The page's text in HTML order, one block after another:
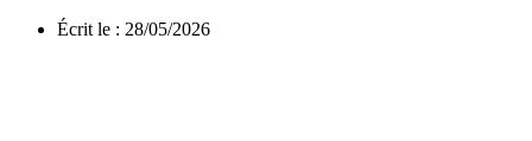
Écrit le : 28/05/2026